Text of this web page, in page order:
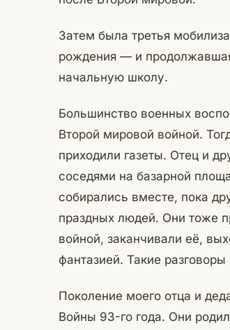
Затем была третья
рождения — и
начальную школу.
Большинство военных
Второй мировой войной.
приходили газеты. Отец и
соседями на базарной
собирались вместе, пока
праздных людей. Они тоже
войной, заканчивали её,
фантазией. Такие
Поколение моего отца и
Войны 93-го года. Они